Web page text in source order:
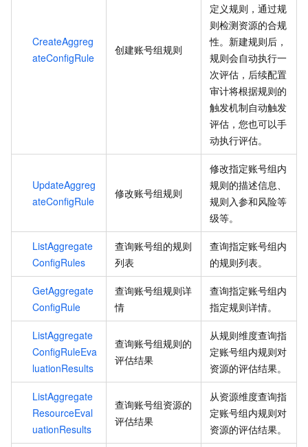
CreateAggreg
ateConfigRule
创建账号组规则
定义规则，通过规
则检测资源的合规
性。新建规则后，
规则会自动执行一
次评估，后续配置
审计将根据规则的
触发机制自动触发
评估，您也可以手
动执行评估。
UpdateAggreg
ateConfigRule
修改账号组规则
修改指定账号组内
规则的描述信息、
规则入参和风险等
级等。
ListAggregate
ConfigRules
查询账号组的规则
列表
查询指定账号组内
的规则列表。
GetAggregate
ConfigRule
查询账号组规则详
情
查询指定账号组内
指定规则详情。
ListAggregate
ConfigRuleEva
luationResults
查询账号组规则的
评估结果
从规则维度查询指
定账号组内规则对
资源的评估结果。
ListAggregate
ResourceEval
uationResults
查询账号组资源的
评估结果
从资源维度查询指
定账号组内规则对
资源的评估结果。